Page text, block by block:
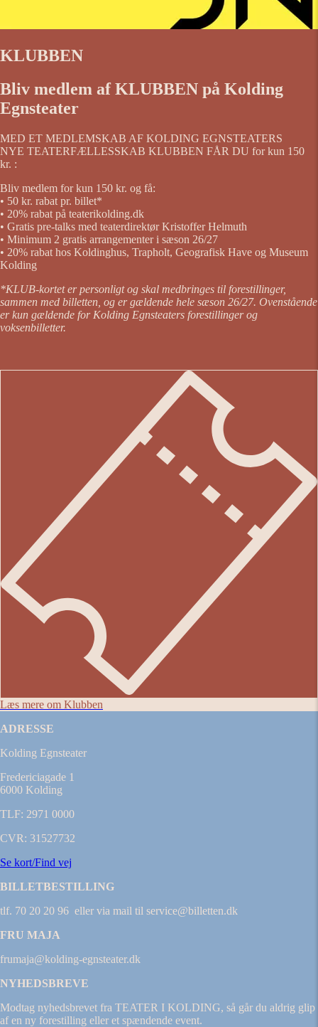
KLUBBEN
Bliv medlem af KLUBBEN på Kolding
Egnsteater
MED ET MEDLEMSKAB AF KOLDING EGNSTEATERS
NYE TEATERFÆLLESSKAB KLUBBEN FÅR DU for kun 150
kr. :
Bliv medlem for kun 150 kr. og få:
• 50 kr. rabat pr. billet*
• 20% rabat på teaterikolding.dk
• Gratis pre-talks med teaterdirektør Kristoffer Helmuth
• Minimum 2 gratis arrangementer i sæson 26/27
• 20% rabat hos Koldinghus, Trapholt, Geografisk Have og Museum
Kolding
*KLUB-kortet er personligt og skal medbringes til forestillinger,
sammen med billetten, og er gældende hele sæson 26/27. Ovenstående
er kun gældende for Kolding Egnsteaters forestillinger og
voksenbilletter.
Læs mere om Klubben
ADRESSE
Kolding Egnsteater
Fredericiagade 1
6000 Kolding
TLF: 2971 0000
CVR: 31527732
Se kort/Find vej
BILLETBESTILLING
tlf. 70 20 20 96 eller via mail til service@billetten.dk
FRU MAJA
frumaja@kolding-egnsteater.dk
NYHEDSBREVE
Modtag nyhedsbrevet fra TEATER I KOLDING, så går du aldrig glip
af en ny forestilling eller et spændende event.